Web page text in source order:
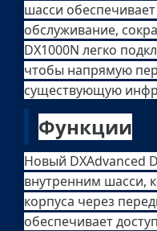
шасси
обслуживание,
DX1000N легко
чтобы напрямую
существующую
Функции
Новый DXAdvanced
внутренним шасси,
корпуса через
обеспечивает